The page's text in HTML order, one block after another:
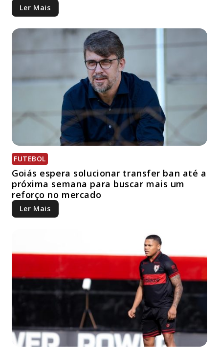
Ler Mais
FUTEBOL
Goiás espera solucionar transfer ban até a
próxima semana para buscar mais um
reforço no mercado
Ler Mais